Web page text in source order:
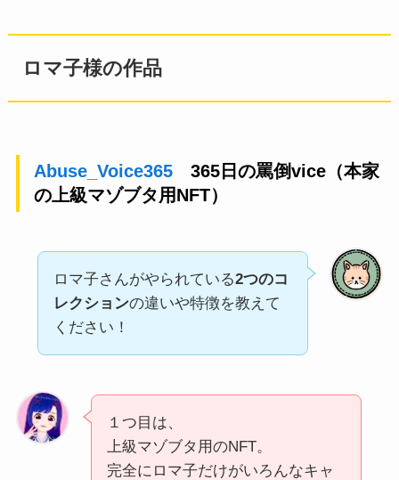
ロマ子様の作品
Abuse_Voice365
365日の罵倒vice（本家
の上級マゾブタ用NFT）
ロマ子さんがやられている2つのコ
レクションの違いや特徴を教えて
ください！
１つ目は、
上級マゾブタ用のNFT。
完全にロマ子だけがいろんなキャ